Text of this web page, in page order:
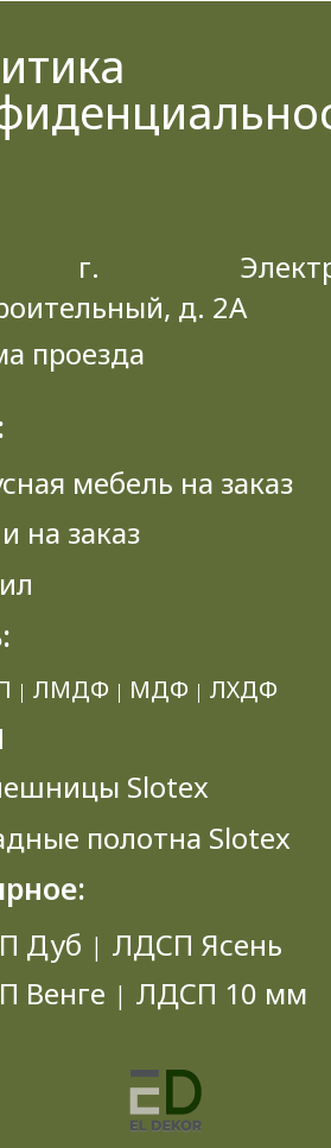
г.
д. 2A
проезда
мебель на заказ
на заказ
| ЛМДФ | МДФ | ЛХДФ
Slotex
полотна Slotex
Дуб | ЛДСП Ясень
Венге | ЛДСП 10 мм